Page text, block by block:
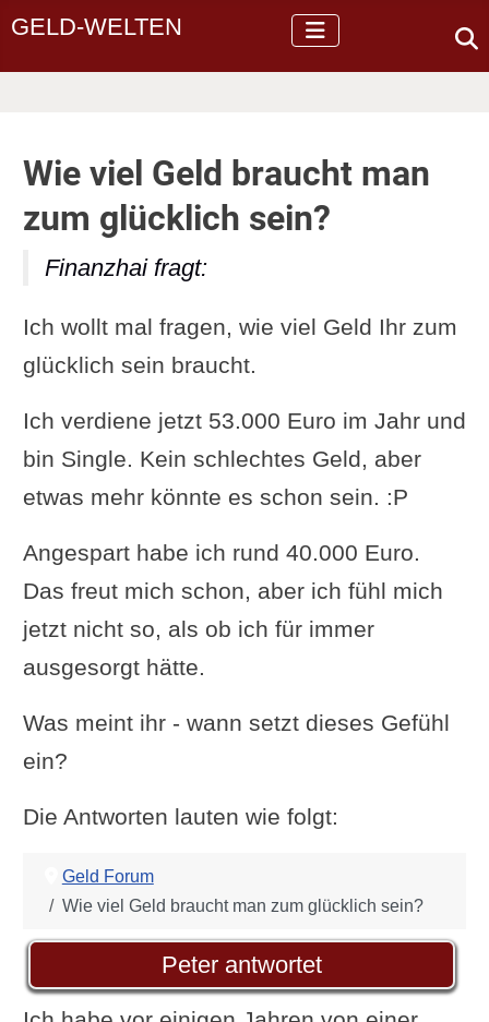
GELD-WELTEN
Wie viel Geld braucht man
zum glücklich sein?
Finanzhai fragt:
Ich wollt mal fragen, wie viel Geld Ihr zum
glücklich sein braucht.
Ich verdiene jetzt 53.000 Euro im Jahr und
bin Single. Kein schlechtes Geld, aber
etwas mehr könnte es schon sein. :P
Angespart habe ich rund 40.000 Euro.
Das freut mich schon, aber ich fühl mich
jetzt nicht so, als ob ich für immer
ausgesorgt hätte.
Was meint ihr - wann setzt dieses Gefühl
ein?
Die Antworten lauten wie folgt:
Geld Forum
Wie viel Geld braucht man zum glücklich sein?
Peter antwortet